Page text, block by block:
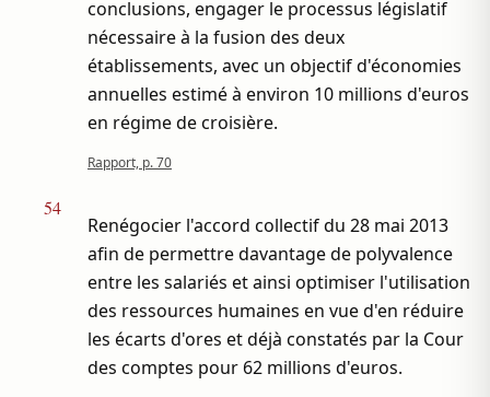
conclusions, engager le processus législatif
nécessaire à la fusion des deux
établissements, avec un objectif d'économies
annuelles estimé à environ 10 millions d'euros
en régime de croisière.
Rapport, p. 70
54
Renégocier l'accord collectif du 28 mai 2013
afin de permettre davantage de polyvalence
entre les salariés et ainsi optimiser l'utilisation
des ressources humaines en vue d'en réduire
les écarts d'ores et déjà constatés par la Cour
des comptes pour 62 millions d'euros.